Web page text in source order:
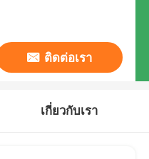
ติดต่อเรา
เกี่ยวกับเรา